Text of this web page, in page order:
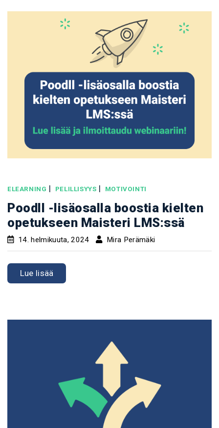
ELEARNING | PELILLISYYS | MOTIVOINTI
Poodll -lisäosalla boostia kielten
opetukseen Maisteri LMS:ssä
14. helmikuuta, 2024 Mira Perämäki
Lue lisää